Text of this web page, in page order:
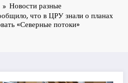
Новости разные
что в ЦРУ знали о планах
«Северные потоки»